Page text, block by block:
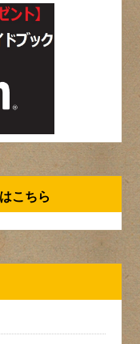
こちら